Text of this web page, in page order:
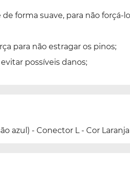
forma suave, para não forçá-
para não estragar os pinos;
possíveis danos;
azul) - Conector L - Cor